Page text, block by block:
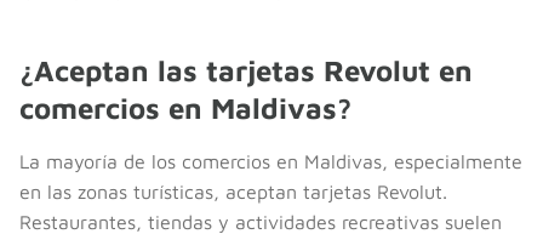
¿Aceptan las tarjetas Revolut en
comercios en Maldivas?
La mayoría de los comercios en Maldivas, especialmente
en las zonas turísticas, aceptan tarjetas Revolut.
Restaurantes, tiendas y actividades recreativas suelen